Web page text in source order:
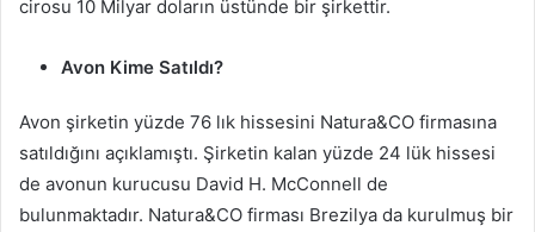
cirosu 10 Milyar doların üstünde bir şirkettir.
Avon Kime Satıldı?
Avon şirketin yüzde 76 lık hissesini Natura&CO firmasına
satıldığını açıklamıştı. Şirketin kalan yüzde 24 lük hissesi
de avonun kurucusu David H. McConnell de
bulunmaktadır. Natura&CO firması Brezilya da kurulmuş bir